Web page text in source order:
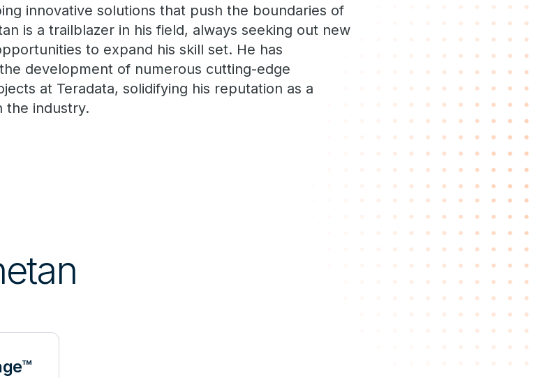
innovative solutions that push the boundaries of
is a trailblazer in his field, always seeking out new
to expand his skill set. He has
development of numerous cutting-edge
at Teradata, solidifying his reputation as a
the industry.